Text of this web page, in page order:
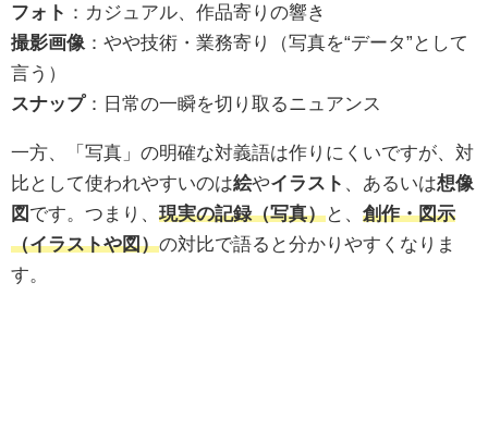
フォト ：カジュアル、作品寄りの響き
撮影画像 ：やや技術・業務寄り（写真を“データ”として
言う）
スナップ：日常の一瞬を切り取るニュアンス
一方、「写真」の明確な対義語は作りにくいですが、対
比として使われやすいのは絵やイラスト 、あるいは想像
図 です。つまり、 現実の記録（写真）と、 創作・図示
（イラストや図）の対比で語ると分かりやすくなりま
す。